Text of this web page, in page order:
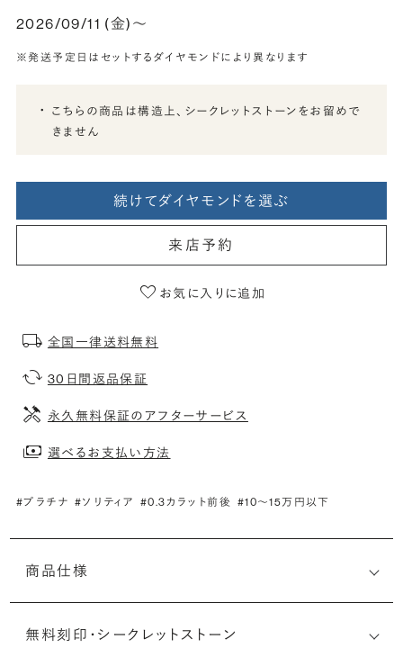
2026/09/11 (金)〜
※発送予定日はセットするダイヤモンドにより異なります
こちらの商品は構造上、シークレットストーンをお留めで
きません
続けてダイヤモンドを選ぶ
来店予約
お気に入りに追加
全国一律送料無料
30日間返品保証
永久無料保証のアフターサービス
選べるお支払い方法
#プラチナ #ソリティア #0.3カラット前後 #10〜15万円以下
商品仕様
無料刻印・ シークレットストーン